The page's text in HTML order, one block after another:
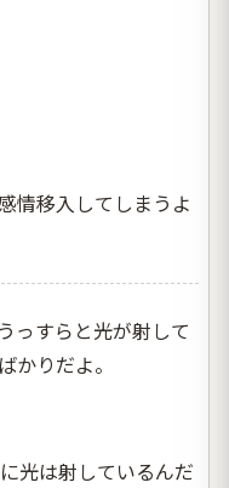
情移入してしまうよ
っすらと光が射して
かりだよ。
光は射しているんだ